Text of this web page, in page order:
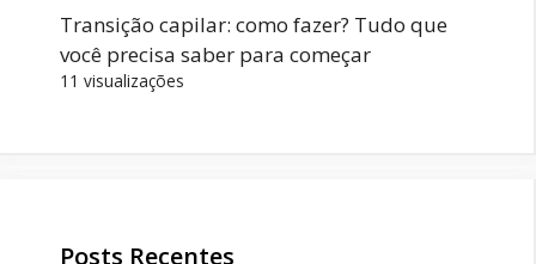
Transição capilar: como fazer? Tudo que
você precisa saber para começar
11 visualizações
Posts Recentes